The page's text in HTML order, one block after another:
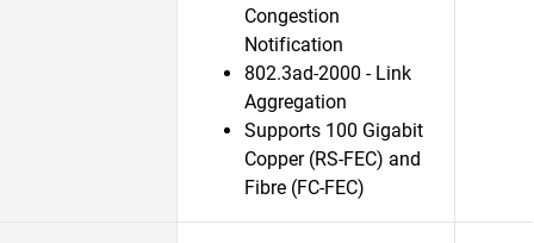
Congestion
Notification
802.3ad-2000 - Link
Aggregation
Supports 100 Gigabit
Copper (RS-FEC) and
Fibre (FC-FEC)